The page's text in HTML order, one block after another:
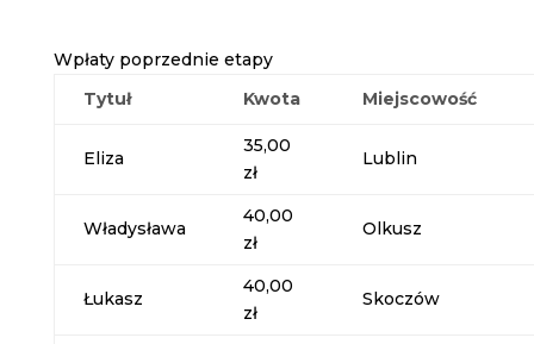
Wpłaty poprzednie etapy
Tytuł
Kwota Miejscowość
Eliza
35,00
zł
Lublin
Władysława
40,00
zł
Olkusz
Łukasz
40,00
zł
Skoczów